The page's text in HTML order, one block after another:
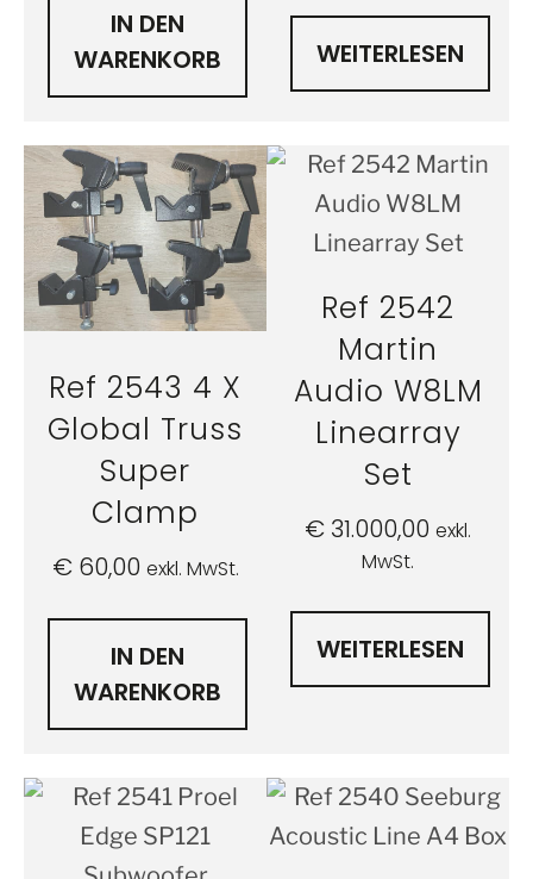
IN DEN
WARENKORB
WEITERLESEN
Ref 2543 4 X
Global Truss
Super
Clamp
€60,00 exkl. MwSt.
IN DEN
WARENKORB
Ref 2542
Martin
Audio W8LM
Linearray
Set
€ 31.000,00 exkl.
MwSt.
WEITERLESEN